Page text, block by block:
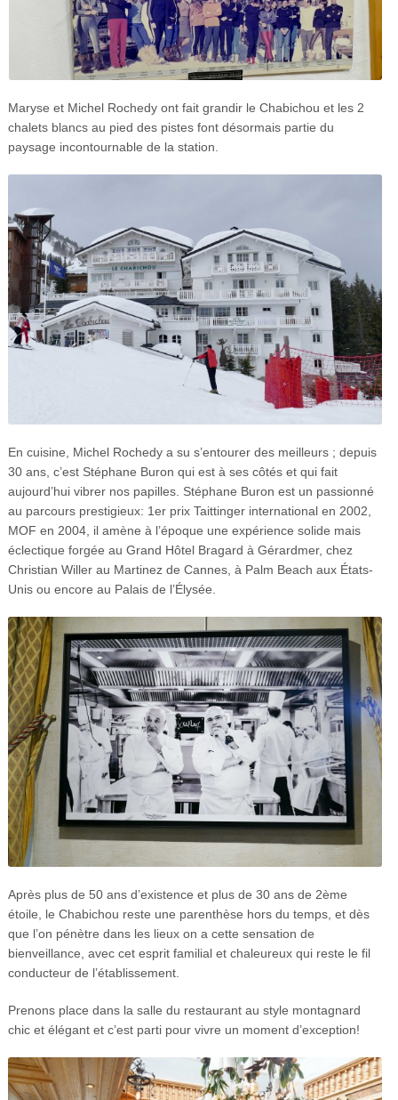
Maryse et Michel Rochedy ont fait grandir le Chabichou et les 2
chalets blancs au pied des pistes font désormais partie du
paysage incontournable de la station.
En cuisine, Michel Rochedy a su s’entourer des meilleurs ; depuis
30 ans, c’est Stéphane Buron qui est à ses côtés et qui fait
aujourd’hui vibrer nos papilles. Stéphane Buron est un passionné
au parcours prestigieux: 1er prix Taittinger international en 2002,
MOF en 2004, il amène à l’époque une expérience solide mais
éclectique forgée au Grand Hôtel Bragard à Gérardmer, chez
Christian Willer au Martinez de Cannes, à Palm Beach aux États-
Unis ou encore au Palais de l’Élysée.
Après plus de 50 ans d’existence et plus de 30 ans de 2ème
étoile, le Chabichou reste une parenthèse hors du temps, et dès
que l’on pénètre dans les lieux on a cette sensation de
bienveillance, avec cet esprit familial et chaleureux qui reste le fil
conducteur de l’établissement.
Prenons place dans la salle du restaurant au style montagnard
chic et élégant et c’est parti pour vivre un moment d’exception!